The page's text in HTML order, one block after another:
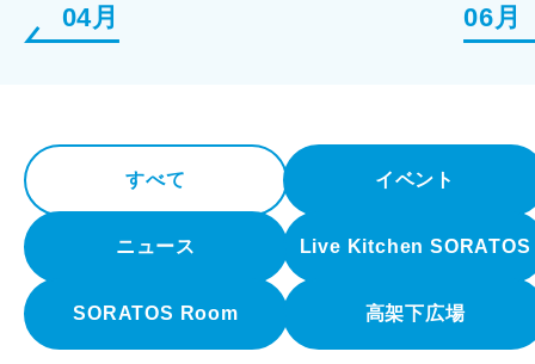
04月 06月
すべて イベント
ニュース Live Kitchen SORATOS
SORATOS Room 高架下広場